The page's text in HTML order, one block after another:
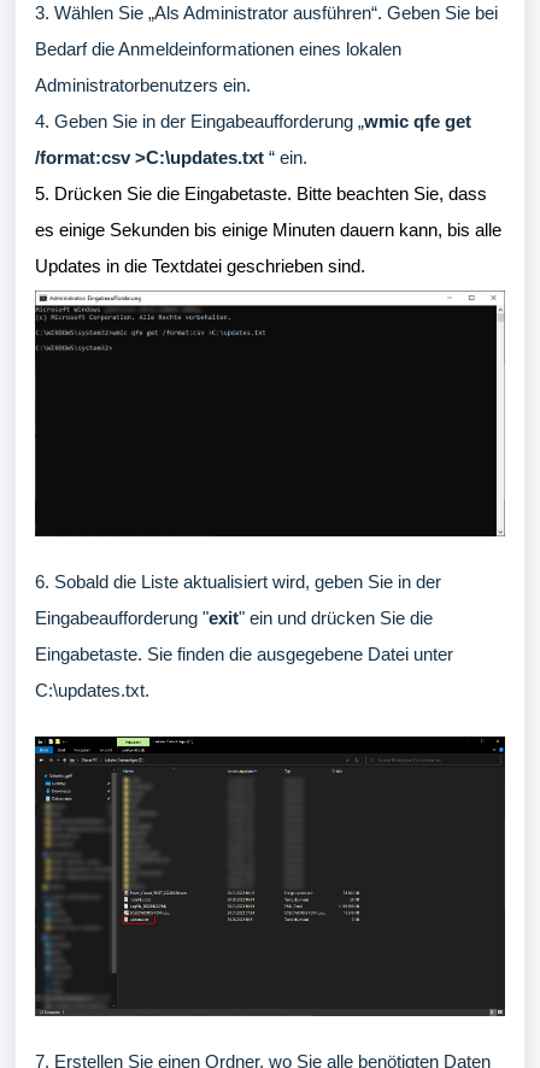
3. Wählen Sie „Als Administrator ausführen“. Geben Sie bei
Bedarf die Anmeldeinformationen eines lokalen
Administratorbenutzers ein.
4. Geben Sie in der Eingabeaufforderung „wmic qfe get
/format:csv >C:\updates.txt “ ein.
5. Drücken Sie die Eingabetaste. Bitte beachten Sie, dass
es einige Sekunden bis einige Minuten dauern kann, bis alle
Updates in die Textdatei geschrieben sind.
6. Sobald die Liste aktualisiert wird, geben Sie in der
Eingabeaufforderung "exit" ein und drücken Sie die
Eingabetaste. Sie finden die ausgegebene Datei unter
C:\updates.txt.
7. Erstellen Sie einen Ordner, wo Sie alle benötigten Daten